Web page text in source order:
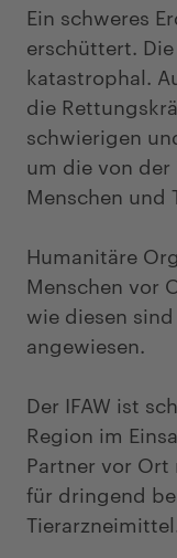
Ein schweres
erschüttert.
katastrophal.
die
schwierigen
um die von
Menschen und
Humanitäre
Menschen vor
wie diesen
angewiesen.
Der IFAW ist
Region im
Partner vor
für dringend
Tierarzneimittel.